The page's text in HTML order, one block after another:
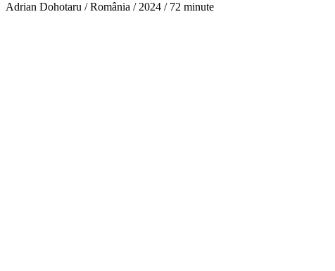
Adrian Dohotaru / România / 2024 / 72 minute